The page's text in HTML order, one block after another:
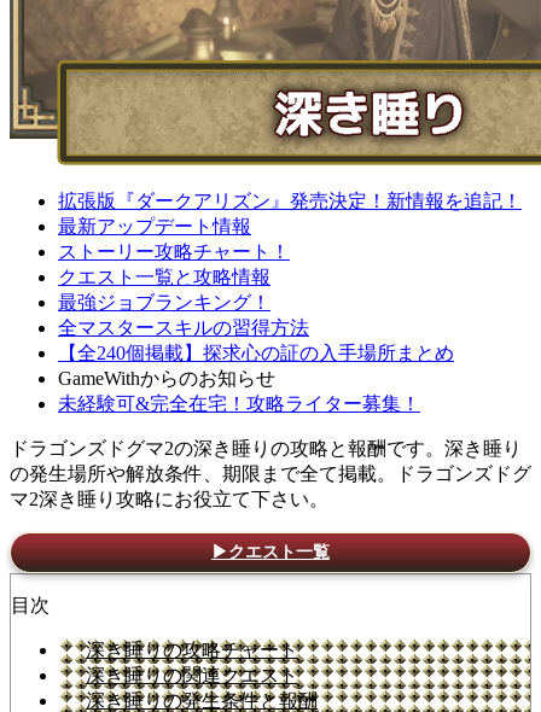
拡張版『ダークアリズン』発売決定！新情報を追記！
最新アップデート情報
ストーリー攻略チャート！
クエスト一覧と攻略情報
最強ジョブランキング！
全マスタースキルの習得方法
【全240個掲載】探求心の証の入手場所まとめ
GameWithからのお知らせ
未経験可&完全在宅！攻略ライター募集！
ドラゴンズドグマ2の深き睡りの攻略と報酬です。深き睡り
の発生場所や解放条件、期限まで全て掲載。ドラゴンズドグ
マ2深き睡り攻略にお役立て下さい。
▶クエスト一覧
目次
深き睡りの攻略チャート
深き睡りの関連クエスト
深き睡りの発生条件と報酬